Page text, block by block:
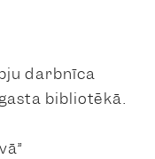
darbnīca
bibliotēkā.